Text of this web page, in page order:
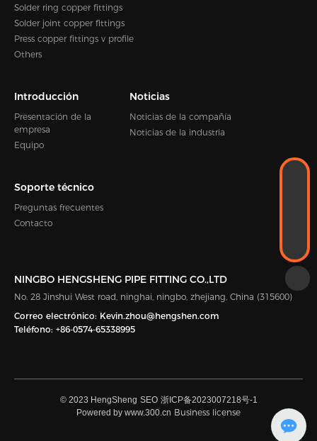
Solder ring copper fittings
Solder joint copper fittings
Press copper fittings v profile
Others
Introducción
Presentación de la
empresa
Equipo
Noticias
Noticias de la compañía
Noticias de la industria
Soporte técnico
Preguntas frecuentes
Contacto
NINGBO HENGSHENG PIPE FITTING CO.,LTD
No. 28 Jinshui West road, ninghai, ningbo, zhejiang, China (315600)
Correo electrónico: Kevin.zhou@hengshen.com
Teléfono: +86-0574-65338995
© 2023 HengSheng SEO 浙ICP备2023007218号-1
Powered by www.300.cn Business license